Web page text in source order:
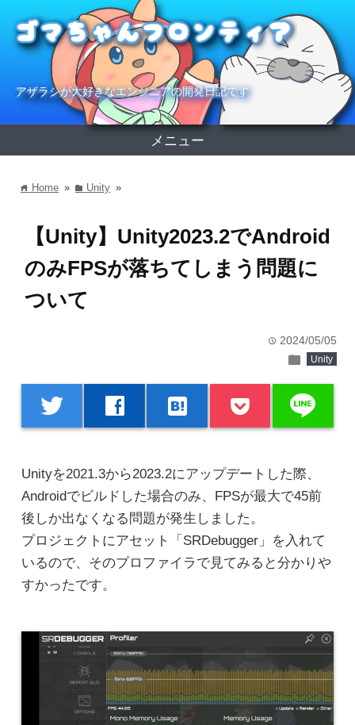
アザラシが大好きなエンジニアの開発日記です
メニュー
home Home » folder Unity »
【Unity】Unity2023.2でAndroid
のみFPSが落ちてしまう問題に
ついて
time2024/05/05
folder Unity
twitter facebook hatenabookmark line
Unityを2021.3から2023.2にアップデートした際、
Androidでビルドした場合のみ、FPSが最大で45前
後しか出なくなる問題が発生しました。
プロジェクトにアセット「SRDebugger」を入れて
いるので、そのプロファイラで見てみると分かりや
すかったです。